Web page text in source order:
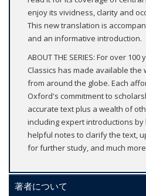
enjoy its vividness, clarity and
This new translation is
and an informative introduction.
ABOUT THE SERIES: For over
Classics has made available
from around the globe. Each
Oxford's commitment to
accurate text plus a wealth of
including expert introductions
helpful notes to clarify the text,
for further study, and much
著者について